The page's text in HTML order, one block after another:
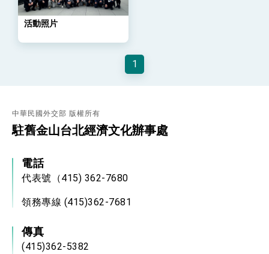
總統以「韌性之島，希望之光」為題發表2026新
年談話
會 強調以實力守護台海和平 以決心掌握國家
變局中 奮起的新臺灣 總統發表國慶演說
賴總統就職演說影片
總統重要談話
我國政府將在美國亞利桑納州設立「駐鳳凰城辦
事處」，進一步深化台美交流合作
活動照片
1
中華民國外交部 版權所有
駐舊金山台北經濟文化辦事處
電話
代表號（415) 362-7680
領務專線 (415)362-7681
傳真
(415)362-5382